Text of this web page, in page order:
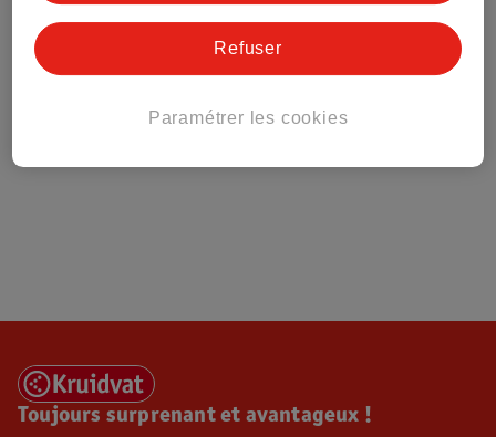
Toujours surprenant et avantageux !
Paramétrer les cookies
Refuser